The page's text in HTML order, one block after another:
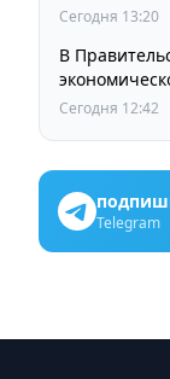
Сегодня 13:20
В
Сегодня 12:42
Telegram